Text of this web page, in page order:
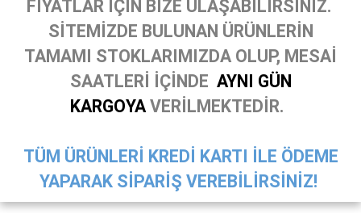
FİYATLAR İÇİN BİZE ULAŞABİLİRSİNİZ.
SİTEMİZDE BULUNAN ÜRÜNLERİN
TAMAMI STOKLARIMIZDA OLUP, MESAİ
SAATLERİ İÇİNDE AYNI GÜN
KARGOYA VERİLMEKTEDİR.
TÜM ÜRÜNLERİ KREDİ KARTI İLE ÖDEME
YAPARAK SİPARİŞ VEREBİLİRSİNİZ!